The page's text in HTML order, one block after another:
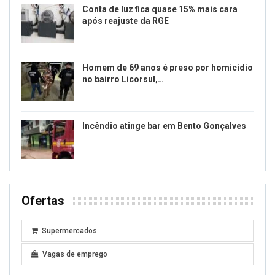
Conta de luz fica quase 15% mais cara
após reajuste da RGE
Homem de 69 anos é preso por homicídio
no bairro Licorsul,…
Incêndio atinge bar em Bento Gonçalves
Ofertas
Supermercados
Vagas de emprego